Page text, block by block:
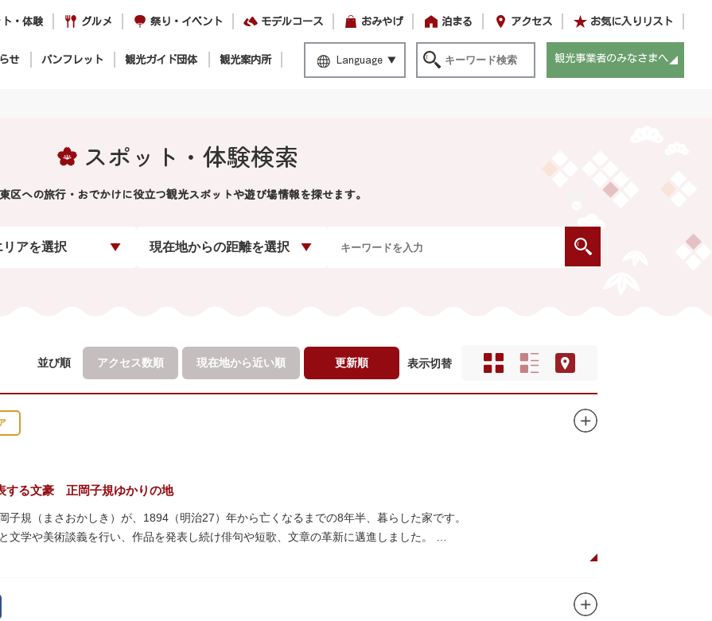
ト・体験 グルメ 祭り・イベント モデルコース おみやげ 泊まる アクセス お気に入りリスト
せ パンフレット 観光ガイド団体 観光案内所 Language 観光事業者のみなさまへ
スポット・体験検索
区への旅行・おでかけに役立つ観光スポットや遊び場情報を探せます。
リアを選択 現在地からの距離を選択
並び順 アクセス数順 現在地から近い順 更新順 表示切替
する文豪 正岡子規ゆかりの地
子規（まさおかしき）が、1894（明治27）年から亡くなるまでの8年半、暮らした家です。
文学や美術談義を行い、作品を発表し続け俳句や短歌、文章の革新に邁進しました。
で焼失しましたが、その5年後、当時の間取りのまま再建され、現在の庵は東京都指定史跡として明治の雰囲気が体
なっています。